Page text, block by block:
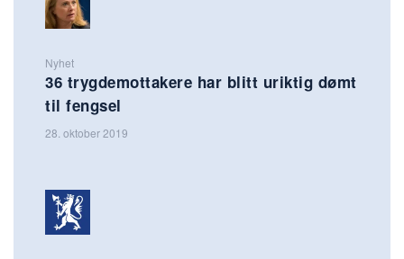
Nyhet
36 trygdemottakere har blitt uriktig dømt
til fengsel
28. oktober 2019